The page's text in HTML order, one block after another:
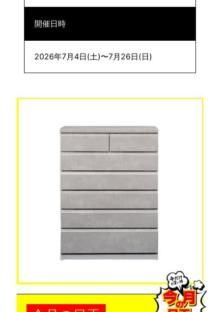
開催日時
2026年7月4日(土)〜7月26日(日)